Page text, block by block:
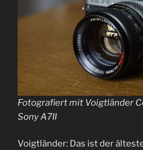
Fotografiert mit Voigtländer
Sony A7II
Voigtländer: Das ist der